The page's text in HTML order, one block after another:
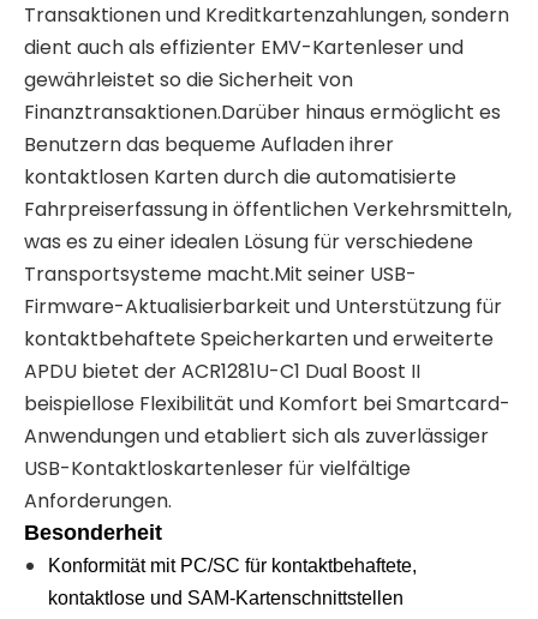
Transaktionen und Kreditkartenzahlungen, sondern
dient auch als effizienter EMV-Kartenleser und
gewährleistet so die Sicherheit von
Finanztransaktionen.Darüber hinaus ermöglicht es
Benutzern das bequeme Aufladen ihrer
kontaktlosen Karten durch die automatisierte
Fahrpreiserfassung in öffentlichen Verkehrsmitteln,
was es zu einer idealen Lösung für verschiedene
Transportsysteme macht.Mit seiner USB-
Firmware-Aktualisierbarkeit und Unterstützung für
kontaktbehaftete Speicherkarten und erweiterte
APDU bietet der ACR1281U-C1 Dual Boost II
beispiellose Flexibilität und Komfort bei Smartcard-
Anwendungen und etabliert sich als zuverlässiger
USB-Kontaktloskartenleser für vielfältige
Anforderungen.
Besonderheit
Konformität mit PC/SC für kontaktbehaftete,
kontaktlose und SAM-Kartenschnittstellen